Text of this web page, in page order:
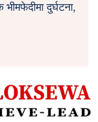
दुर्घटना,